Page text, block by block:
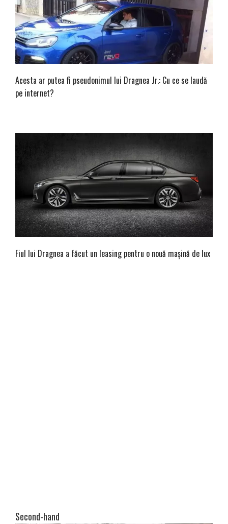
Acesta ar putea fi pseudonimul lui Dragnea Jr.: Cu ce se laudă
pe internet?
Fiul lui Dragnea a făcut un leasing pentru o nouă mașină de lux
Second-hand